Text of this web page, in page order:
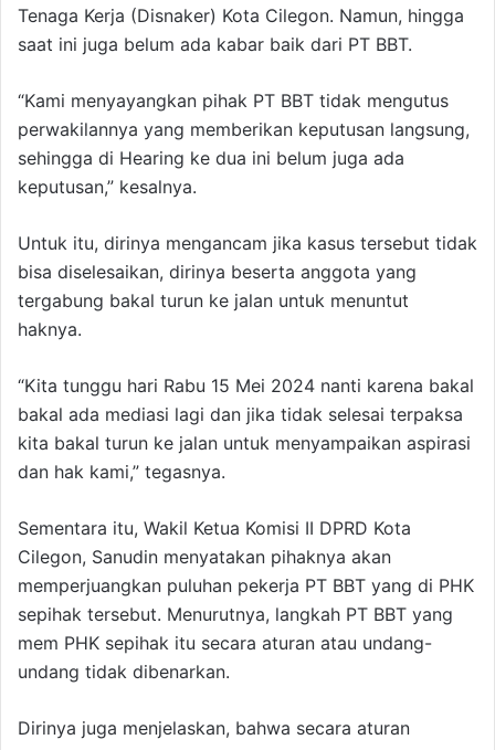
Tenaga Kerja (Disnaker) Kota Cilegon. Namun, hingga
saat ini juga belum ada kabar baik dari PT BBT.
“Kami menyayangkan pihak PT BBT tidak mengutus
perwakilannya yang memberikan keputusan langsung,
sehingga di Hearing ke dua ini belum juga ada
keputusan,” kesalnya.
Untuk itu, dirinya mengancam jika kasus tersebut tidak
bisa diselesaikan, dirinya beserta anggota yang
tergabung bakal turun ke jalan untuk menuntut
haknya.
“Kita tunggu hari Rabu 15 Mei 2024 nanti karena bakal
bakal ada mediasi lagi dan jika tidak selesai terpaksa
kita bakal turun ke jalan untuk menyampaikan aspirasi
dan hak kami,” tegasnya.
Sementara itu, Wakil Ketua Komisi II DPRD Kota
Cilegon, Sanudin menyatakan pihaknya akan
memperjuangkan puluhan pekerja PT BBT yang di PHK
sepihak tersebut. Menurutnya, langkah PT BBT yang
mem PHK sepihak itu secara aturan atau undang-
undang tidak dibenarkan.
Dirinya juga menjelaskan, bahwa secara aturan